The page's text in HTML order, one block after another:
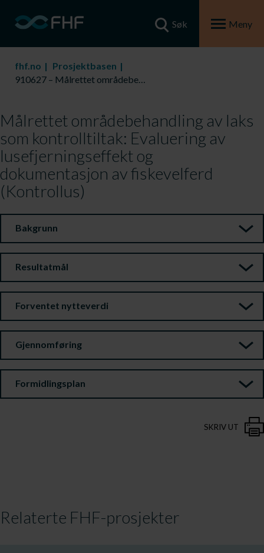
Søk Meny
fhf.no
Prosjektbasen
910627 – Målrettet områdebehandling av laks som kontrolltiltak: Evaluering av lusefjerningseffekt og dokumentasjon av fiskevelferd (Kontrollus)
Målrettet områdebehandling av laks
som kontrolltiltak: Evaluering av
lusefjerningseffekt og
dokumentasjon av fiskevelferd
(Kontrollus)
Bakgrunn
Resultatmål
Forventet nytteverdi
Gjennomføring
Formidlingsplan
SKRIV UT
Relaterte FHF-prosjekter